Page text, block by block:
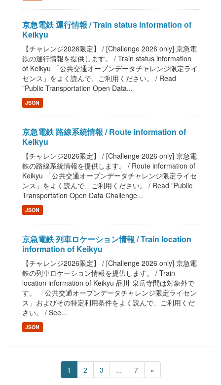
京急電鉄 運行情報 / Train status information of
Keikyu
【チャレンジ2026限定】 / [Challenge 2026 only] 京急電
鉄の運行情報を提供します。 / Train status information
of Keikyu 「公共交通オープンデータチャレンジ限定ライ
センス」をよく読んで、ご利用ください。 / Read
"Public Transportation Open Data...
JSON
京急電鉄 路線系統情報 / Route information of
Keikyu
【チャレンジ2026限定】 / [Challenge 2026 only] 京急電
鉄の路線系統情報を提供します。 / Route information of
Keikyu 「公共交通オープンデータチャレンジ限定ライセ
ンス」をよく読んで、ご利用ください。 / Read "Public
Transportation Open Data Challenge...
JSON
京急電鉄 列車ロケーション情報 / Train location
information of Keikyu
【チャレンジ2026限定】 / [Challenge 2026 only] 京急電
鉄の列車ロケーション情報を提供します。 / Train
location information of Keikyu 品川-泉岳寺間は対象外で
す。 「公共交通オープンデータチャレンジ限定ライセン
ス」およびその特定利用条件をよく読んで、ご利用くだ
さい。 / See...
JSON
1 2 3 ... 7 »